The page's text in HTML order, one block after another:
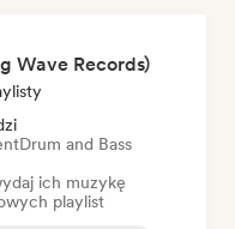
Wave Records)
Drum and Bass
ich muzykę
playlist